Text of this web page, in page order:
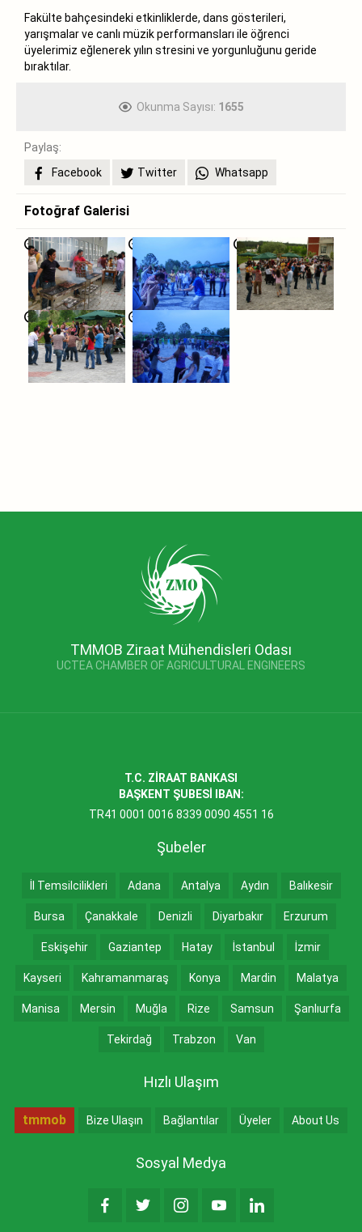
Fakülte bahçesindeki etkinliklerde, dans gösterileri,
yarışmalar ve canlı müzik performansları ile öğrenci
üyelerimiz eğlenerek yılın stresini ve yorgunluğunu geride
bıraktılar.
Okunma Sayısı: 1655
Paylaş:
Facebook
Twitter Whatsapp
Fotoğraf Galerisi
TMMOB Ziraat Mühendisleri Odası
UCTEA CHAMBER OF AGRICULTURAL ENGINEERS
T.C. ZİRAAT BANKASI
BAŞKENT ŞUBESİ IBAN:
TR41 0001 0016 8339 0090 4551 16
Şubeler
İl Temsilcilikleri Adana Antalya Aydın Balıkesir
Bursa Çanakkale Denizli Diyarbakır Erzurum
Eskişehir Gaziantep Hatay İstanbul İzmir
Kayseri Kahramanmaraş Konya Mardin Malatya
Manisa Mersin Muğla Rize Samsun Şanlıurfa
Tekirdağ Trabzon Van
Hızlı Ulaşım
tmmob Bize Ulaşın Bağlantılar Üyeler About Us
Sosyal Medya